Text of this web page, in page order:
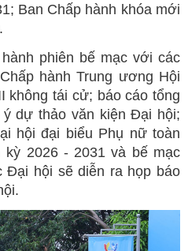
Ban Chấp hành khóa mới
phiên bế mạc với các
hành Trung ương Hội
không tái cử; báo cáo tổng
dự thảo văn kiện Đại hội;
hội đại biểu Phụ nữ toàn
kỳ 2026 - 2031 và bế mạc
Đại hội sẽ diễn ra họp báo